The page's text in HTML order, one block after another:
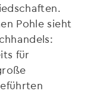
Pohle sieht
für